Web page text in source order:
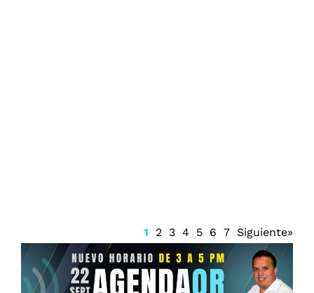
1 2 3 4 5 6 7 Siguiente»